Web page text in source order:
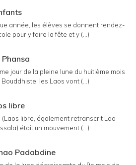
année, les élèves se donnent rendez-
pour y faire la fête et y (...)
jour de la pleine lune du huitième mois
les Laos vont (...)
libre
(Laos libre, également retranscrit Lao
était un mouvement (...)
Padabdine